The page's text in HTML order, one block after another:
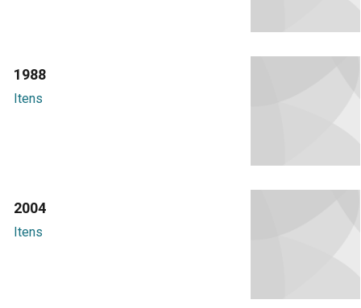
1988
Itens
2004
Itens